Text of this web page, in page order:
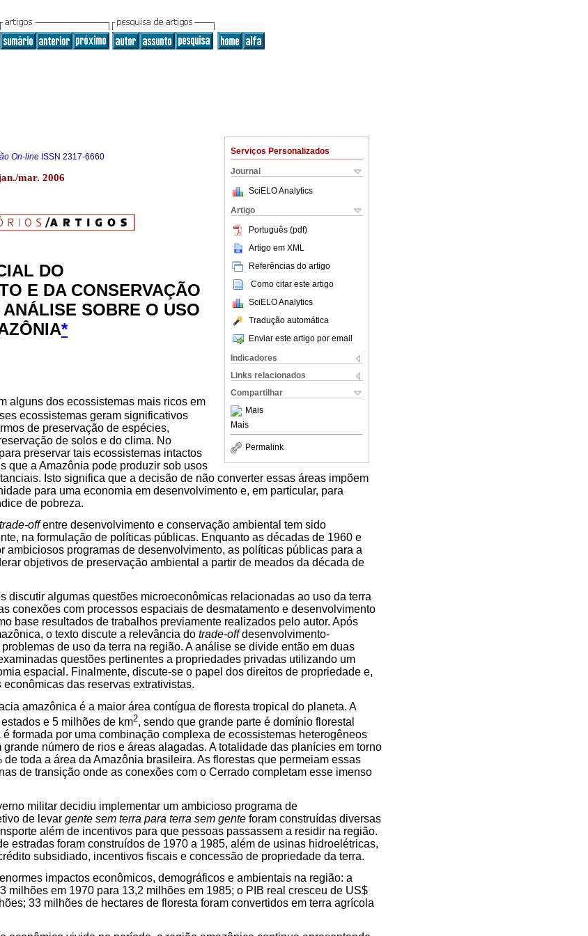
Serviços Personalizados
Journal
SciELO Analytics
Artigo
Português (pdf)
Artigo em XML
Referências do artigo
Como citar este artigo
SciELO Analytics
Tradução automática
Enviar este artigo por email
Indicadores
Links relacionados
Compartilhar
Mais
Mais
Permalink
On-line ISSN 2317-6660
mar. 2006
DO
E DA CONSERVAÇÃO
SOBRE O USO
*
alguns dos ecossistemas mais ricos em
ecossistemas geram significativos
de preservação de espécies,
de solos e do clima. No
preservar tais ecossistemas intactos
que a Amazônia pode produzir sob usos
Isto significa que a decisão de não converter essas áreas impõem
para uma economia em desenvolvimento e, em particular, para
de pobreza.
trade-offentre desenvolvimento e conservação ambiental tem sido
na formulação de políticas públicas. Enquanto as décadas de 1960 e
ambiciosos programas de desenvolvimento, as políticas públicas para a
objetivos de preservação ambiental a partir de meados da década de
discutir algumas questões microeconômicas relacionadas ao uso da terra
conexões com processos espaciais de desmatamento e desenvolvimento
base resultados de trabalhos previamente realizados pelo autor. Após
o texto discute a relevância do trade-offdesenvolvimento-
de uso da terra na região. A análise se divide então em duas
questões pertinentes a propriedades privadas utilizando um
espacial. Finalmente, discute-se o papel dos direitos de propriedade e,
das reservas extrativistas.
amazônica é a maior área contígua de floresta tropical do planeta. A
e 5 milhões de km2, sendo que grande parte é domínio florestal
formada por uma combinação complexa de ecossistemas heterogêneos
grande número de rios e áreas alagadas. A totalidade das planícies em torno
toda a área da Amazônia brasileira. As florestas que permeiam essas
de transição onde as conexões com o Cerrado completam esse imenso
militar decidiu implementar um ambicioso programa de
de levar gente sem terra para terra sem gente foram construídas diversas
além de incentivos para que pessoas passassem a residir na região.
estradas foram construídos de 1970 a 1985, além de usinas hidroelétricas,
subsidiado, incentivos fiscais e concessão de propriedade da terra.
impactos econômicos, demográficos e ambientais na região: a
milhões em 1970 para 13,2 milhões em 1985; o PIB real cresceu de US$
33 milhões de hectares de floresta foram convertidos em terra agrícola